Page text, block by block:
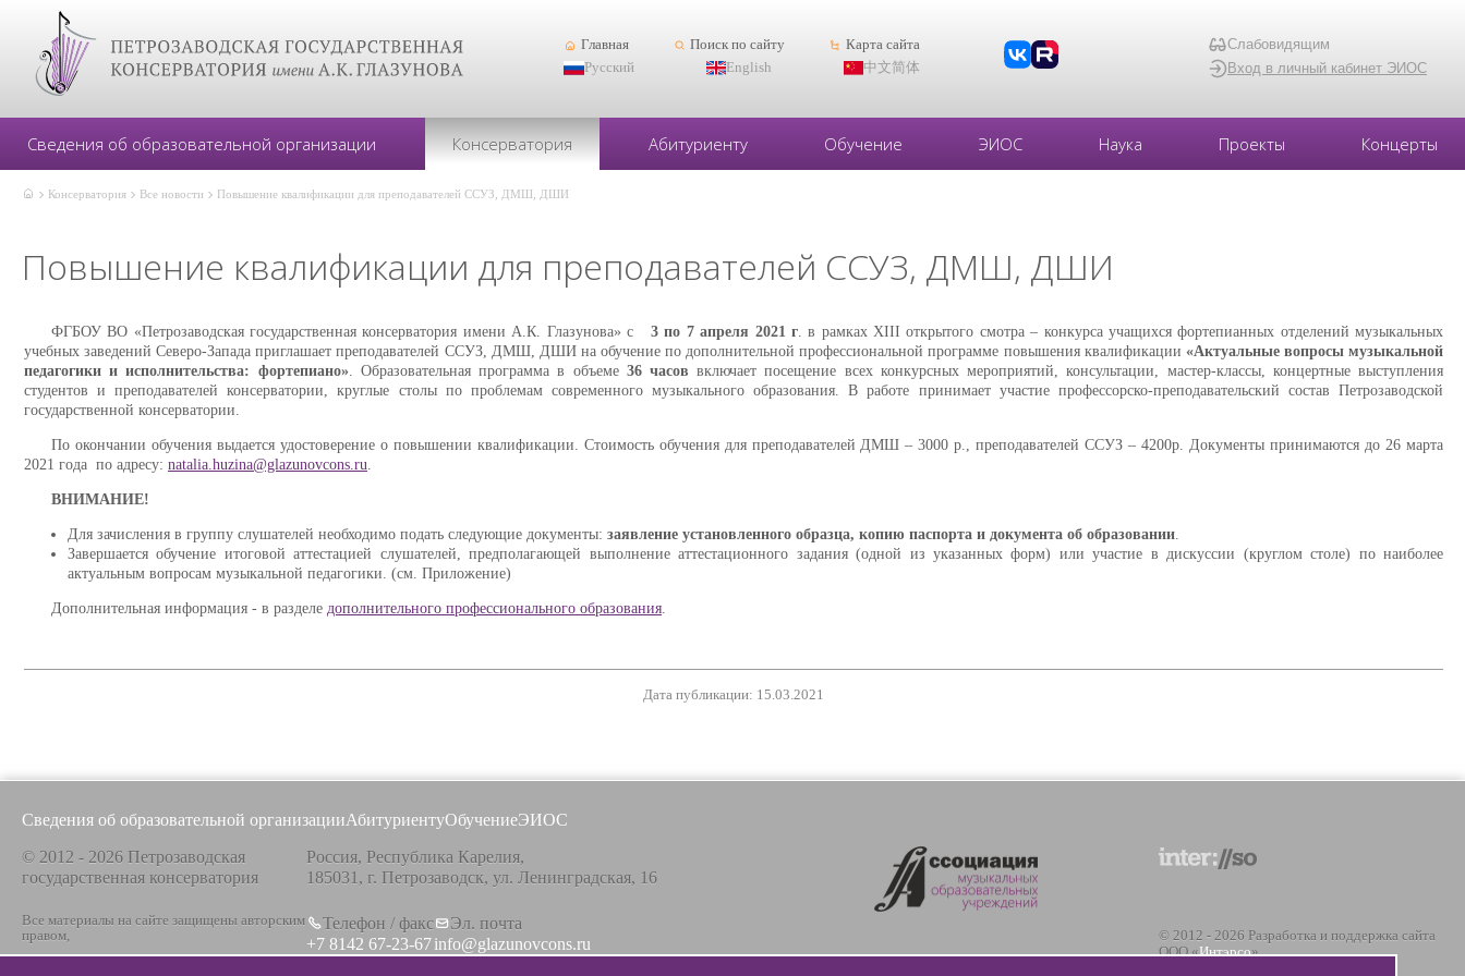
Главная Поиск по сайту
Карта сайта
Русский
English 中文简体
Слабовидящим
Вход в личный кабинет ЭИОС
Сведения об образовательной организации Консерватория Абитуриенту Обучение ЭИОС Наука Проекты Концерты
Консерватория Все новости Повышение квалификации для преподавателей ССУЗ, ДМШ, ДШИ
Повышение квалификации для преподавателей ССУЗ, ДМШ, ДШИ
ФГБОУ ВО «Петрозаводская государственная консерватория имени А.К. Глазунова» с3 по 7 апреля 2021 г. в рамках XIII открытого смотра – конкурса учащихся фортепианных отделений музыкальных
учебных заведений Северо-Запада приглашает преподавателей ССУЗ, ДМШ, ДШИ на обучение по дополнительной профессиональной программе повышения квалификации «Актуальные вопросы музыкальной
педагогики и исполнительства: фортепиано». Образовательная программа в объеме 36 часов включает посещение всех конкурсных мероприятий, консультации, мастер-классы, концертные выступления
студентов и преподавателей консерватории, круглые столы по проблемам современного музыкального образования. В работе принимает участие профессорско-преподавательский состав Петрозаводской
государственной консерватории.
По окончании обучения выдается удостоверение о повышении квалификации. Стоимость обучения для преподавателей ДМШ – 3000 р., преподавателей ССУЗ – 4200р. Документы принимаются до 26 марта
2021 года по адресу: natalia.huzina@glazunovcons.ru.
ВНИМАНИЕ!
Для зачисления в группу слушателей необходимо подать следующие документы: заявление установленного образца, копию паспорта и документа об образовании.
Завершается обучение итоговой аттестацией слушателей, предполагающей выполнение аттестационного задания (одной из указанных форм) или участие в дискуссии (круглом столе) по наиболее
актуальным вопросам музыкальной педагогики. (см. Приложение)
Дополнительная информация - в разделе дополнительного профессионального образования.
Дата публикации: 15.03.2021
Сведения об образовательной организацииАбитуриентуОбучениеЭИОС
© 2012 - 2026 Петрозаводская
государственная консерватория
Все материалы на сайте защищены авторским
правом,
Политика конфиденциальности
Россия, Республика Карелия,
185031, г. Петрозаводск, ул. Ленинградская, 16
Телефон / факс
+7 8142 67-23-67
Эл. почта
info@glazunovcons.ru
© 2012 - 2026 Разработка и поддержка сайта
ООО «Интэрсо»